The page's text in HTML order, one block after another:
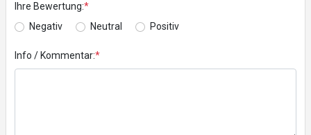
Ihre Bewertung:*
Negativ
Neutral Positiv
Info / Kommentar:*